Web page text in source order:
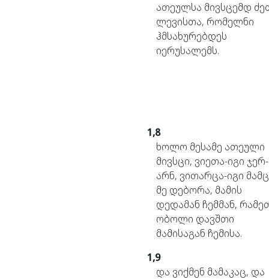
ათეულსა მივსცემდ
ლევისთა, რომელნი
ჰმსახურებდეს
იერუსალემს.
1,8
ხოლო მესამე ათეული
მივსცი, ვიეთა-იგი ჯერ-
არნ, ვითარცა-იგი
მე დებორა, მამის
დედამან ჩემმან,
ობოლი დავშთი
მამისაგან ჩემისა.
1,9
და ვიქმენ მამაკაც, და